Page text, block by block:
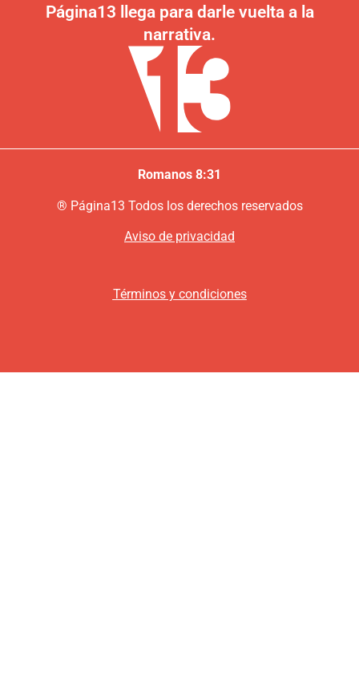
Página13 llega para darle vuelta a la
narrativa.
Romanos 8:31
® Página13 Todos los derechos reservados
Aviso de privacidad
Términos y condiciones